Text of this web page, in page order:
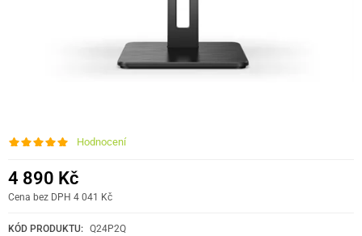
Hodnocení
4 890 Kč
Cena bez DPH 4 041 Kč
KÓD PRODUKTU: Q24P2Q